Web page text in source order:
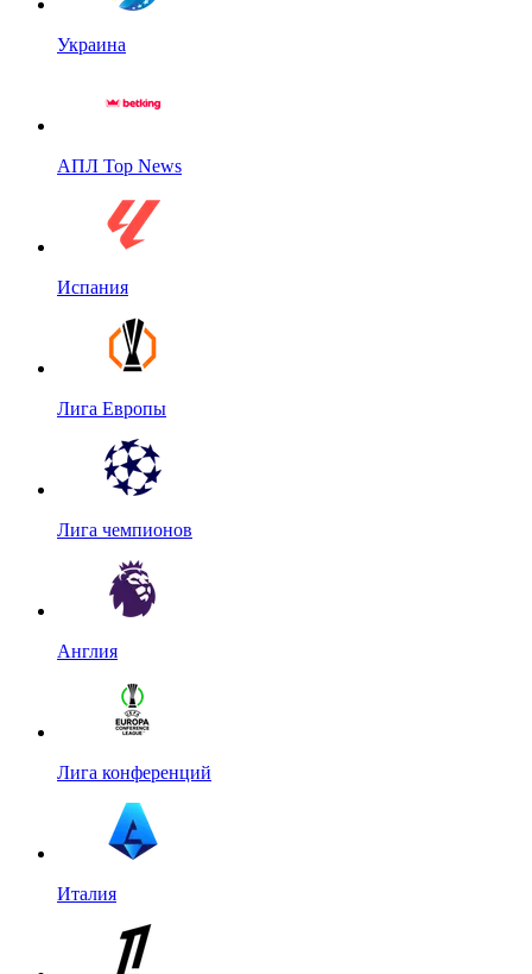
Украина
АПЛ Top News
Испания
Лига Европы
Лига чемпионов
Англия
Лига конференций
Италия